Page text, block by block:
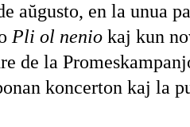
aŭgusto, en la unua
Pli ol nenio kaj kun
de la
koncerton kaj la